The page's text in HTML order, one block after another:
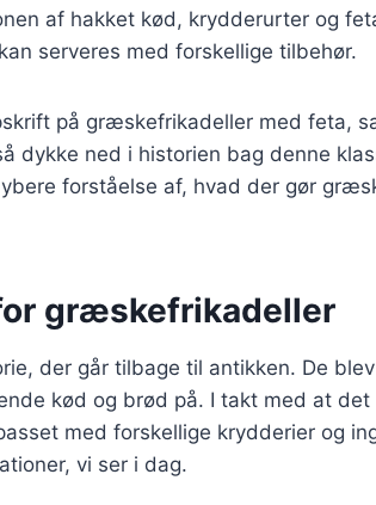
af hakket kød, krydderurter og
serveres med forskellige tilbehør.
på græskefrikadeller med feta,
dykke ned i historien bag denne
forståelse af, hvad der gør
græskefrikadeller
der går tilbage til antikken. De
kød og brød på. I takt med at
med forskellige krydderier og
vi ser i dag.